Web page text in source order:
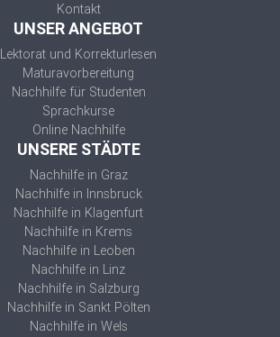
Kontakt
UNSER ANGEBOT
Lektorat und Korrekturlesen
Maturavorbereitung
Nachhilfe für Studenten
Sprachkurse
Online Nachhilfe
UNSERE STÄDTE
Nachhilfe in Graz
Nachhilfe in Innsbruck
Nachhilfe in Klagenfurt
Nachhilfe in Krems
Nachhilfe in Leoben
Nachhilfe in Linz
Nachhilfe in Salzburg
Nachhilfe in Sankt Pölten
Nachhilfe in Wels